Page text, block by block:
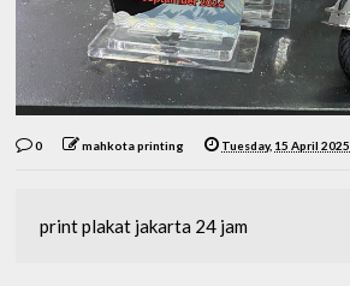
0 mahkota printing Tuesday, 15 April 2025
print plakat jakarta 24 jam